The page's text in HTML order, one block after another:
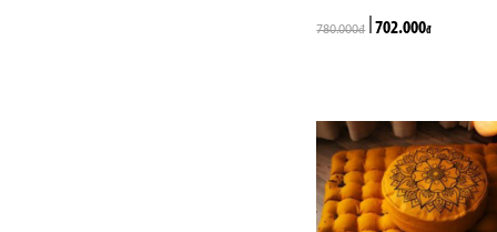
Phật, tụng kinh, vải kaki,
đỏ đô. Vẽ hoa sen. Hàng
780.000đ 702.000đ